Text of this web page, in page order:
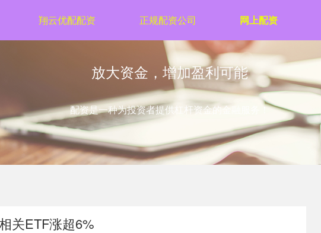
翔云优配配资 正规配资公司 网上配资
放大资金，增加盈利可能
配资是一种为投资者提供杠杆资金的金融服务！
关ETF涨超6%